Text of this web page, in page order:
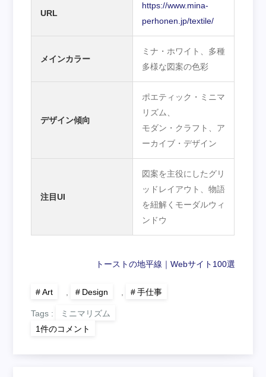
URL
https://www.mina-
perhonen.jp/textile/
メインカラー
ミナ・ホワイト、多種
多様な図案の色彩
デザイン傾向
ポエティック・ミニマ
リズム、
モダン・クラフト、ア
ーカイブ・デザイン
注目UI
図案を主役にしたグリ
ッドレイアウト、物語
を紐解くモーダルウィ
ンドウ
トーストの地平線｜Webサイト100選
Art Design 手仕事
Tags :
ミニマリズム
No.060
「minä
記
1件のコメント